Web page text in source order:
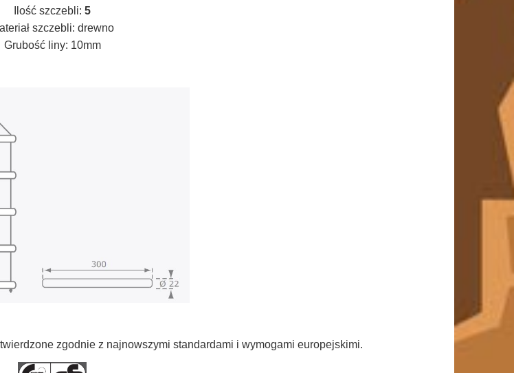
Ilość szczebli: 5
szczebli: drewno
Grubość liny: 10mm
zgodnie z najnowszymi standardami i wymogami europejskimi.